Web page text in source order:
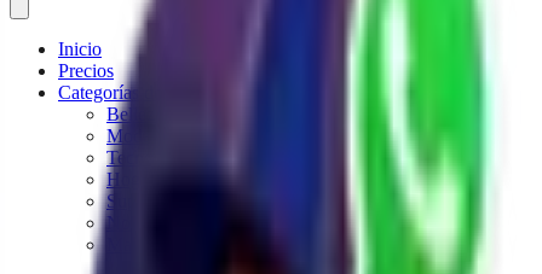
Inicio
Precios
Categorías de Negocios
Belleza y cuidado personal
Moda, ropa y accesorios
Tecnología y gadgets
Hogar y decoración
Suplementos
Novedades y productos variados